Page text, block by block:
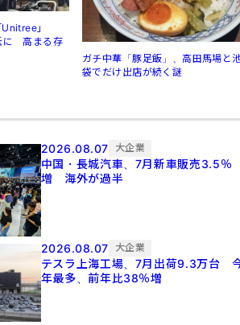
」
に 高まる存
ガチ中華「豚足飯」、高田馬場と
袋でだけ出店が続く謎
2026.08.07 大企業
中国・長城汽車、7月新車販売3.5％
増 海外が過半
2026.08.07 大企業
テスラ上海工場、7月出荷9.3万台
年最多、前年比38％増